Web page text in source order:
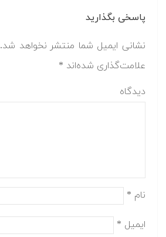
پاسخی بگذارید
نشانی ایمیل شما منتشر نخواهد شد.
علامت‌گذاری شده‌اند *
دیدگاه
نام *
ایمیل *